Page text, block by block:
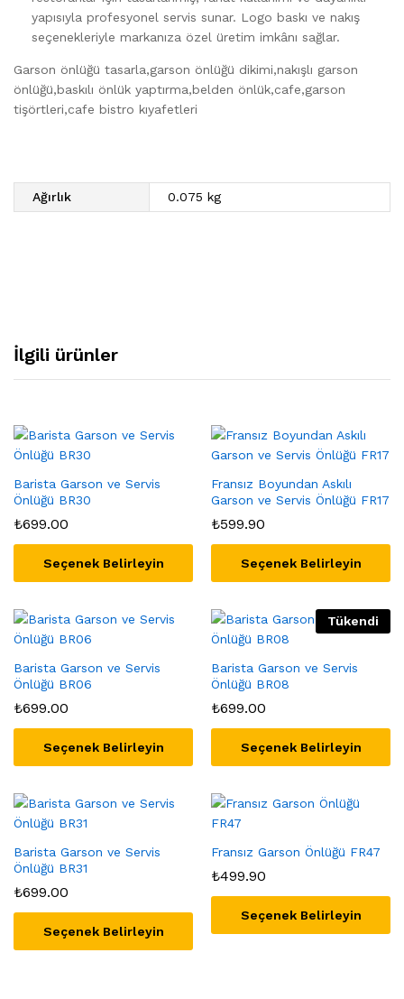
yapısıyla profesyonel servis sunar. Logo baskı ve nakış
seçenekleriyle markanıza özel üretim imkânı sağlar.
Garson önlüğü tasarla,garson önlüğü dikimi,nakışlı garson
önlüğü,baskılı önlük yaptırma,belden önlük,cafe,garson
tişörtleri,cafe bistro kıyafetleri
Ağırlık 0.075 kg
İlgili ürünler
Barista Garson ve Servis
Önlüğü BR30
₺699.00
Seçenek Belirleyin
Fransız Boyundan Askılı
Garson ve Servis Önlüğü FR17
₺599.90
Seçenek Belirleyin
Barista Garson ve Servis
Önlüğü BR06
₺699.00
Seçenek Belirleyin
Tükendi
Barista Garson ve Servis
Önlüğü BR08
₺699.00
Seçenek Belirleyin
Barista Garson ve Servis
Önlüğü BR31
₺699.00
Seçenek Belirleyin
Fransız Garson Önlüğü FR47
₺499.90
Seçenek Belirleyin